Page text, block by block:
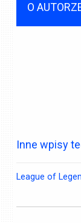
O
Inne wpisy
League of